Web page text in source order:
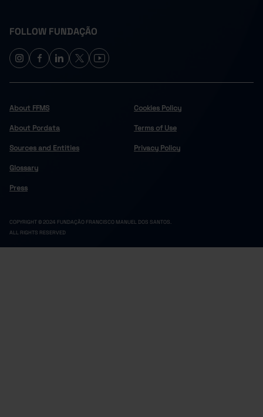
FOLLOW FUNDAÇÃO
About FFMS
About Pordata
Sources and Entities
Glossary
Press
Cookies Policy
Terms of Use
Privacy Policy
COPYRIGHT © 2024 FUNDAÇÃO FRANCISCO MANUEL DOS SANTOS.
ALL RIGHTS RESERVED